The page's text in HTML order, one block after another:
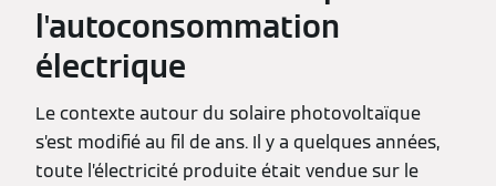
l'autoconsommation
électrique
Le contexte autour du solaire photovoltaïque
s’est modifié au fil de ans. Il y a quelques années,
toute l’électricité produite était vendue sur le